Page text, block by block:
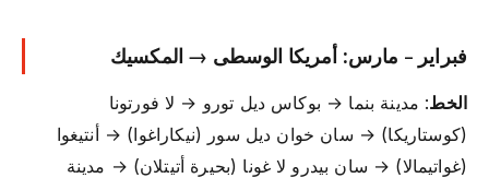
فبراير - مارس: أمريكا الوسطى → المكسيك
الخط: مدينة بنما → بوكاس ديل تورو → لا فورتونا
(كوستاريكا) → سان خوان ديل سور (نيكاراغوا) → أنتيغوا
(غواتيمالا) → سان بيدرو لا غونا (بحيرة أتيتلان) → مدينة